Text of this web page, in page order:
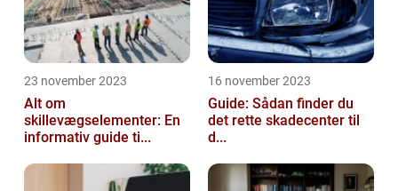
23 november 2023
Alt om
skillevægselementer: En
informativ guide ti...
16 november 2023
Guide: Sådan finder du
det rette skadecenter til
d...